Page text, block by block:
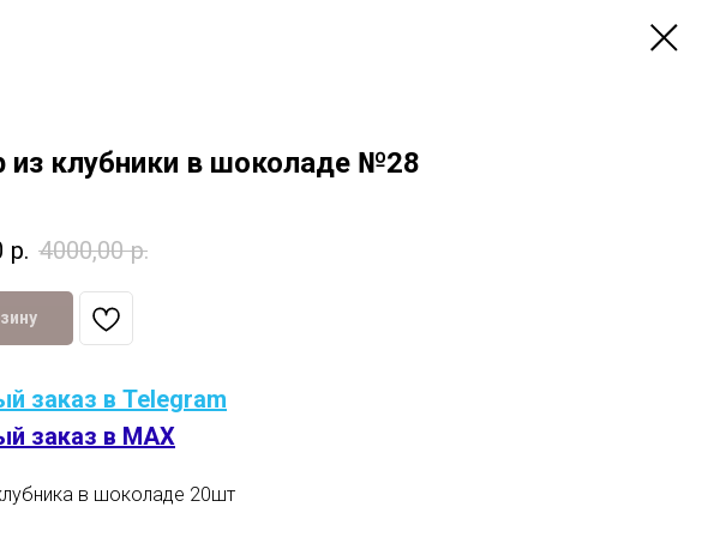
из клубники в шоколаде №28
р. 4000,00 р.
заказ в Telegram
заказ в MAX
в шоколаде 20шт